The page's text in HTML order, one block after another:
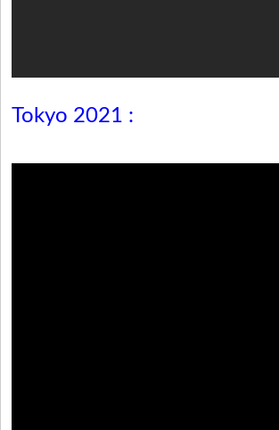
Tokyo 2021 :